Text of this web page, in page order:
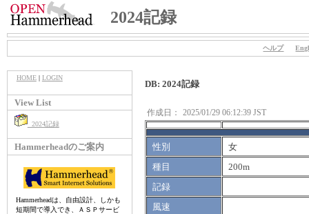
2024記録
ヘルプ
HOME| LOGIN
View List
2024記録
Hammerheadのご案内
Hammerheadは、自由設計、しかも
短期間で導入でき、ＡＳＰサービ
DB: 2024記録
作成日： 2025/01/29 06:12:39 JST
性別
女
種目
200m
記録
風速